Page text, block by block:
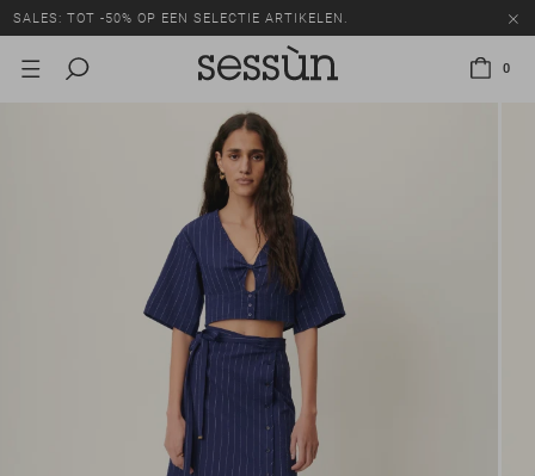
SALES: TOT -50% OP EEN SELECTIE ARTIKELEN.
0